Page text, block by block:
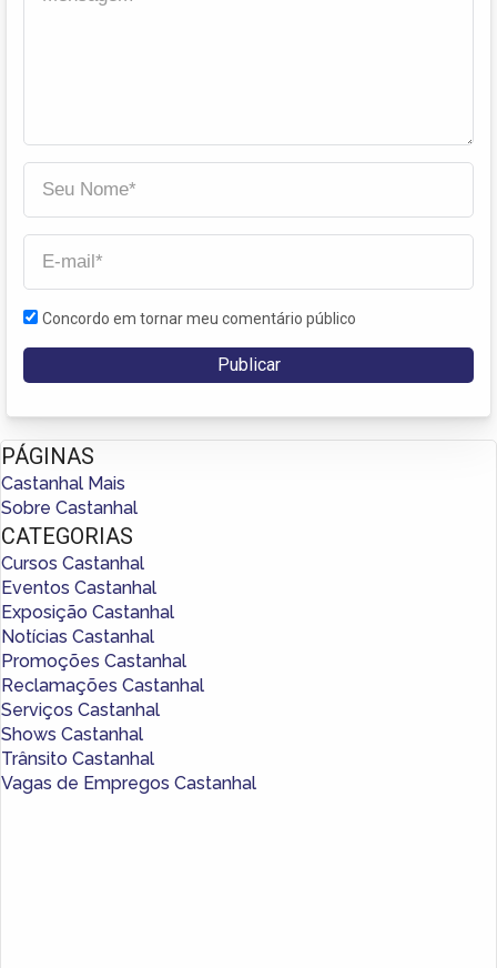
Concordo em tornar meu comentário público
PÁGINAS
Castanhal Mais
Sobre Castanhal
CATEGORIAS
Cursos Castanhal
Eventos Castanhal
Exposição Castanhal
Notícias Castanhal
Promoções Castanhal
Reclamações Castanhal
Serviços Castanhal
Shows Castanhal
Trânsito Castanhal
Vagas de Empregos Castanhal